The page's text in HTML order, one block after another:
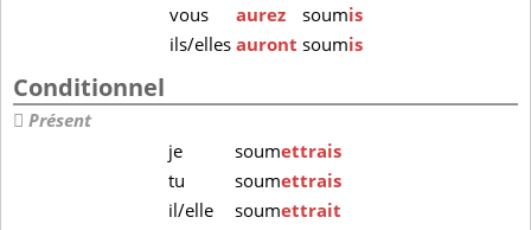
vous
aurez soumis
ils/elles auront soumis
Conditionnel
Présent
je
soumettrais
tu
soumettrais
il/elle
soumettrait